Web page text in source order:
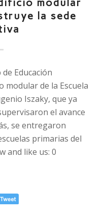
modular
la sede
Educación
modular de la Escuela
Iszaky, que ya
el avance
se entregaron
primarias del
and like us: 0